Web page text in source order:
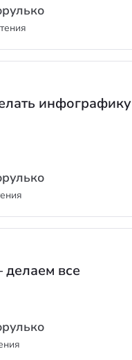
инфографику
делаем все